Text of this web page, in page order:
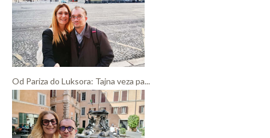
Od Pariza do Luksora: Tajna veza pa...